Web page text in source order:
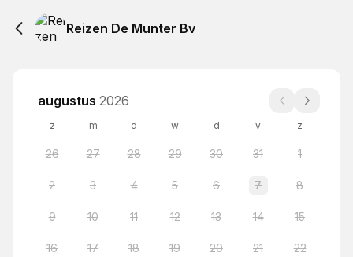
Reizen De Munter Bv
augustus 2026
z m d w d v z
26 27 28 29 30 31 1
2 3 4 5 6 7 8
9 10 11 12 13 14 15
16 17 18 19 20 21 22